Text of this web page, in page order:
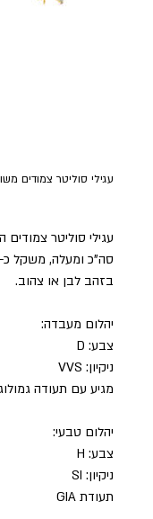
עגילי סוליטר צמודים
בזהב לבן או צהוב.
יהלום מעבדה:
צבע: D
ניקיון: VVS
מגיע עם תעודה
יהלום טבעי:
צבע: H
ניקיון: SI
תעודת GIA